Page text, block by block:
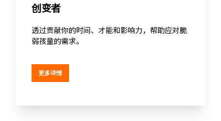
创变者
透过贡献你的时间、才能和影响力，帮助应对脆
弱孩童的需求。
更多详情